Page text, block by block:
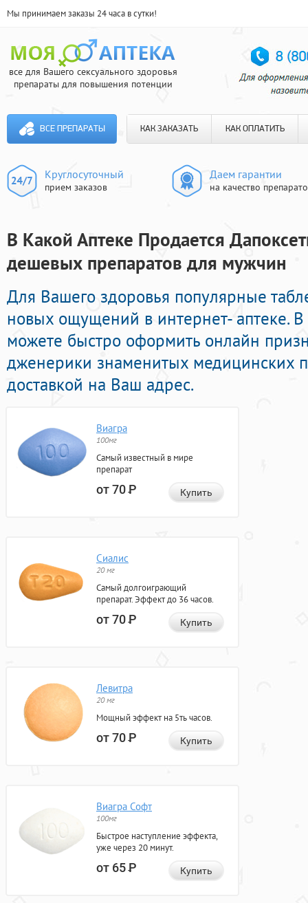
Мы принимаем заказы 24 часа в сутки!
все для Вашего сексуального здоровья
препараты для повышения потенции
ВСЕ ПРЕПАРАТЫ КАК ЗАКАЗАТЬ КАК ОПЛАТИТЬ
Круглосуточный
прием заказов
Даем гарантии
на качество
В Какой Аптеке Продается
дешевых препаратов для мужчин
Для Вашего здоровья популярные
новых ощущений в интернет- аптеке.
можете быстро оформить онлайн
дженерики знаменитых медицинских
доставкой на Ваш адрес.
Виагра
100мг
Самый известный в мире
препарат
от 70Р Купить
Сиалис
20 мг
Самый долгоиграющий
препарат. Эффект до 36 часов.
от 70Р Купить
Левитра
20 мг
Мощный эффект на 5ть часов.
от 70Р Купить
Виагра Софт
100мг
Быстрое наступление эффекта,
уже через 20 минут.
от 65Р Купить